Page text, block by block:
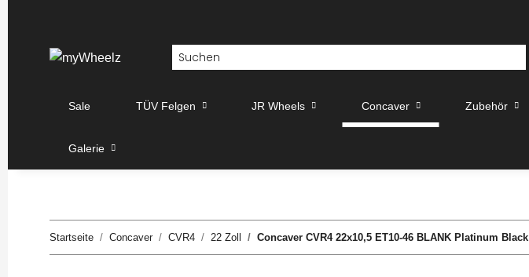
Sale TÜV Felgen JR Wheels Concaver Zubehör
Galerie
Startseite Concaver CVR4 22 Zoll Concaver CVR4 22x10,5 ET10-46 BLANK Platinum Black